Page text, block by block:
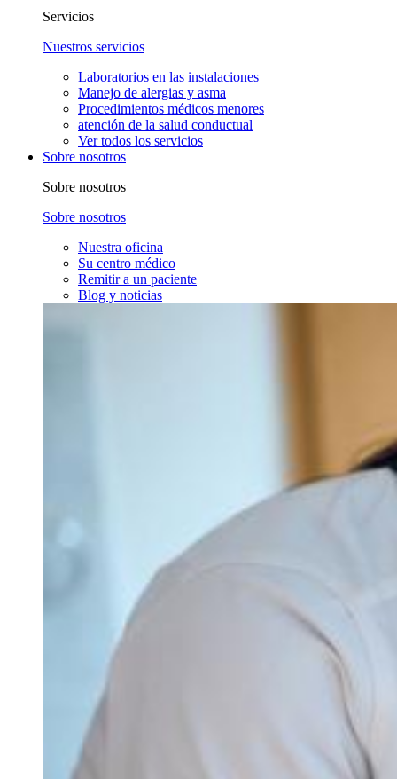
Servicios
Nuestros servicios
Laboratorios en las instalaciones
Manejo de alergias y asma
Procedimientos médicos menores
atención de la salud conductual
Ver todos los servicios
Sobre nosotros
Sobre nosotros
Sobre nosotros
Nuestra oficina
Su centro médico
Remitir a un paciente
Blog y noticias